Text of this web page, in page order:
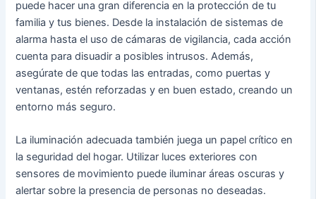
puede hacer una gran diferencia en la protección de tu
familia y tus bienes. Desde la instalación de sistemas de
alarma hasta el uso de cámaras de vigilancia, cada acción
cuenta para disuadir a posibles intrusos. Además,
asegúrate de que todas las entradas, como puertas y
ventanas, estén reforzadas y en buen estado, creando un
entorno más seguro.
La iluminación adecuada también juega un papel crítico en
la seguridad del hogar. Utilizar luces exteriores con
sensores de movimiento puede iluminar áreas oscuras y
alertar sobre la presencia de personas no deseadas.